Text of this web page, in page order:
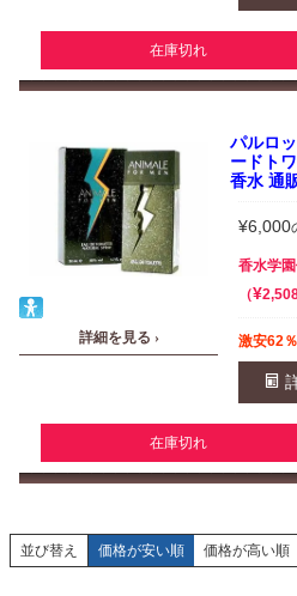
在庫切れ
詳細を見る ›
パルロ
ードト
香水 通
¥6,000
香水学
¥
激安62％
在庫切れ
並び替え 価格が安い順 価格が高い順